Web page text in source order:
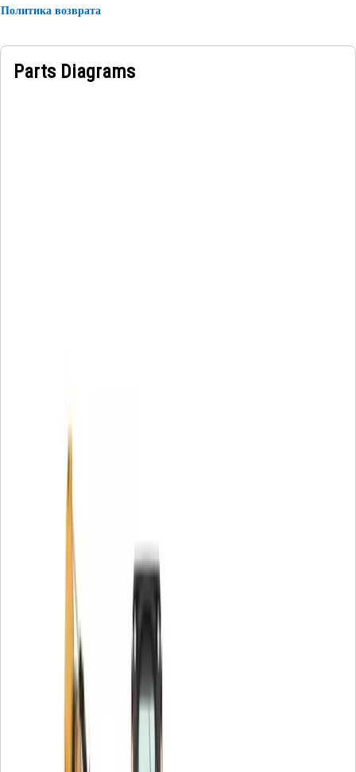
Назначение:
• Разнообразие машин Cat
Политика возврата
Parts Diagrams